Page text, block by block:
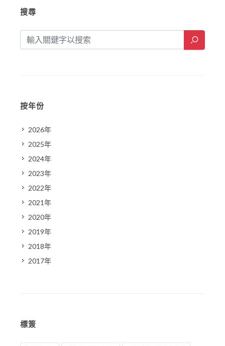
搜尋
按年份
2026年
2025年
2024年
2023年
2022年
2021年
2020年
2019年
2018年
2017年
標簽